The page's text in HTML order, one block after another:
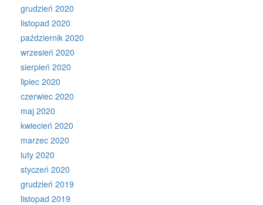
grudzień 2020
listopad 2020
październik 2020
wrzesień 2020
sierpień 2020
lipiec 2020
czerwiec 2020
maj 2020
kwiecień 2020
marzec 2020
luty 2020
styczeń 2020
grudzień 2019
listopad 2019